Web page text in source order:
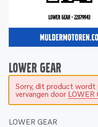
Onderdelen
Motoren
Onderdelen
Service
Motoren
Service en onderhoud
Reman – Pleziervaart
Reman - Bedrijfsvaart
Reman – Industrie
LOWER GEAR
Sorry, dit product wordt
vervangen door LOWER
LOWER GEAR